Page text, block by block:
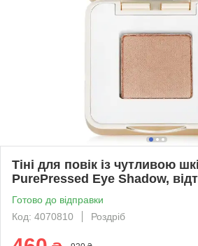
Тіні для повік із чутливою
PurePressed Eye Shadow,
Готово до відправки
Код: 4070810
Роздріб